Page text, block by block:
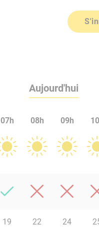
Aujourd'hui
07h 08h 09h
19 22 24